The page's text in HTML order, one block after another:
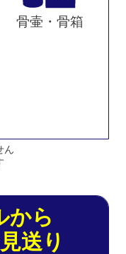
骨壷・骨箱
ん
から
送り